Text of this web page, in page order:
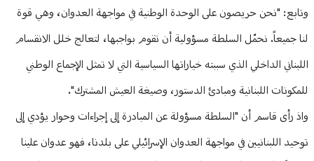
وتابع: "نحن حريصون على الوحدة الوطنية في مواجهة العدوان، وهي قوة
لنا جميعاً. نحمّل السلطة مسؤولية أن تقوم بواجبها، لتعالج خلل الانقسام
اللبناني الداخلي الذي سببته خياراتها السياسية التي لا تمثل الإجماع الوطني
للمكونات اللبنانية ومبادئ الدستور، وصيغة العيش المشترك".
واذ رأى قاسم أن "السلطة مسؤولة عن المبادرة إلى إجراءات وحوار يؤدي إلى
توحيد اللبنانيين في مواجهة العدوان الإسرائيلي على بلدنا، فهو عدوان علينا